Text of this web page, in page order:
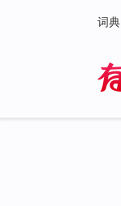
词典